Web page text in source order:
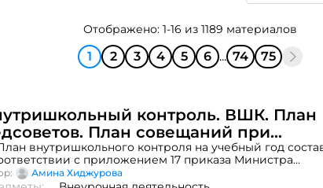
Отображено: 1-16 из 1189 материалов
1 2 3 4 5 6 ... 74 75
контроль. ВШК. План
План совещаний при
План совещаний при
внутришкольного контроля на учебный год
с приложением 17 приказа Министра
и науки Республики Казахстан «Об
документов, обязательных для ведения
Амина Хиджурова